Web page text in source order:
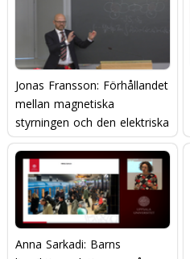
Jonas Fransson: Förhållandet
mellan magnetiska
styrningen och den elektriska
strömmen
Anna Sarkadi: Barns